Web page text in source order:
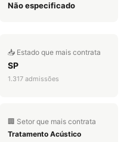
Não especificado
📥 Estado que mais contrata
SP
1.317 admissões
🏢 Setor que mais contrata
Tratamento Acústico